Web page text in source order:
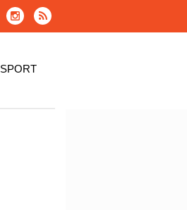
SPORT